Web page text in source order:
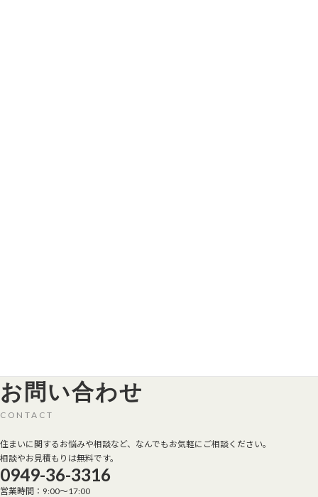
お問い合わせ
CONTACT
住まいに関するお悩みや相談など、なんでもお気軽にご相談ください。
相談やお見積もりは無料です。
0949-36-3316
営業時間：9:00～17:00